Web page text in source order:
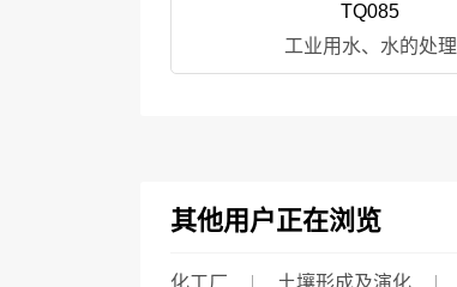
TQ085
工业用水、水的处理
其他用户正在浏览
化工厂 土壤形成及演化